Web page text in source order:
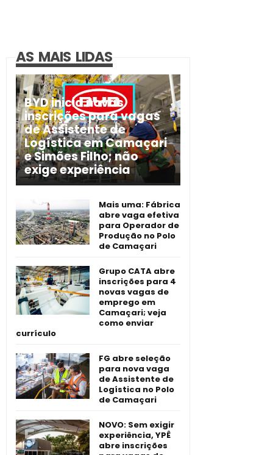
AS MAIS LIDAS
BYD inicia novas
inscrições para vagas
de Assistente de
Logística em Camaçari
e Simões Filho; não
exige experiência
Mais uma: Fábrica
abre vaga efetiva
para Operador de
Produção no Polo
de Camaçari
Grupo CATA abre
inscrições para 4
novas vagas de
emprego em
Camaçari; veja
como enviar
currículo
FG abre seleção
para nova vaga
de Assistente de
Logística no Polo
de Camaçari
NOVO: Sem exigir
experiência, YPÊ
abre inscrições